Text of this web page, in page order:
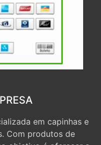
em capinhas e
Com produtos de